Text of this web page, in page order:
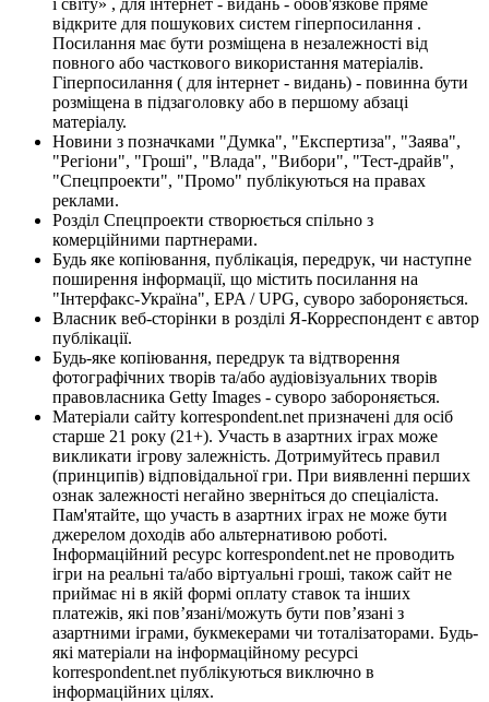
відкрите для пошукових систем гіперпосилання .
Посилання має бути розміщена в незалежності від
повного або часткового використання матеріалів.
Гіперпосилання ( для інтернет - видань) - повинна бути
розміщена в підзаголовку або в першому абзаці
матеріалу.
Новини з позначками "Думка", "Експертиза", "Заява",
"Регіони", "Гроші", "Влада", "Вибори", "Тест-драйв",
"Спецпроекти", "Промо" публікуються на правах
реклами.
Розділ Спецпроекти створюється спільно з
комерційними партнерами.
Будь яке копіювання, публікація, передрук, чи наступне
поширення інформації, що містить посилання на
"Інтерфакс-Україна", EPA / UPG, суворо забороняється.
Власник веб-сторінки в розділі Я-Корреспондент є автор
публікації.
Будь-яке копіювання, передрук та відтворення
фотографічних творів та/або аудіовізуальних творів
правовласника Getty Images - суворо забороняється.
Матеріали сайту korrespondent.net призначені для осіб
старше 21 року (21+). Участь в азартних іграх може
викликати ігрову залежність. Дотримуйтесь правил
(принципів) відповідальної гри. При виявленні перших
ознак залежності негайно зверніться до спеціаліста.
Пам'ятайте, що участь в азартних іграх не може бути
джерелом доходів або альтернативою роботі.
Інформаційний ресурс korrespondent.net не проводить
ігри на реальні та/або віртуальні гроші, також сайт не
приймає ні в якій формі оплату ставок та інших
платежів, які пов’язані/можуть бути пов’язані з
азартними іграми, букмекерами чи тоталізаторами. Будь-
які матеріали на інформаційному ресурсі
korrespondent.net публікуються виключно в
інформаційних цілях.